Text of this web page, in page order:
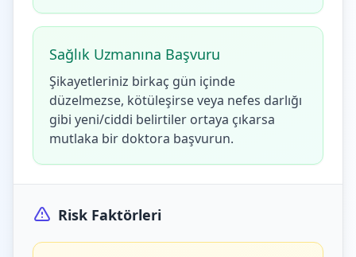
Sağlık Uzmanına Başvuru
Şikayetleriniz birkaç gün içinde
düzelmezse, kötüleşirse veya nefes darlığı
gibi yeni/ciddi belirtiler ortaya çıkarsa
mutlaka bir doktora başvurun.
Risk Faktörleri